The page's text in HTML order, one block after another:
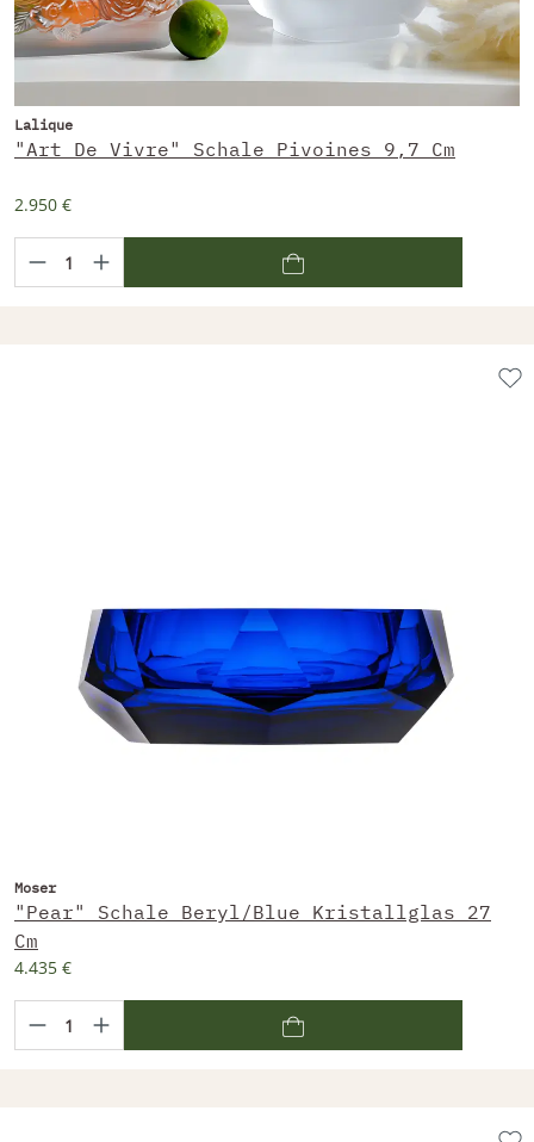
Lalique
"Art De Vivre" Schale Pivoines 9,7 Cm
2.950 €
Moser
"Pear" Schale Beryl/Blue Kristallglas 27
Cm
4.435 €